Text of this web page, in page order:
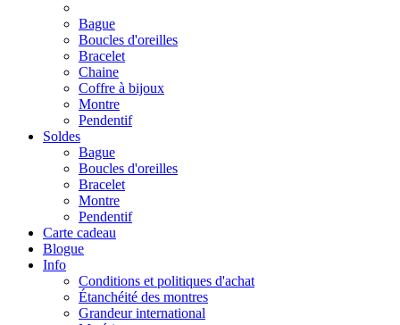
Bague
Boucles d'oreilles
Bracelet
Chaine
Coffre à bijoux
Montre
Pendentif
Soldes
Bague
Boucles d'oreilles
Bracelet
Montre
Pendentif
Carte cadeau
Blogue
Info
Conditions et politiques d'achat
Étanchéité des montres
Grandeur international